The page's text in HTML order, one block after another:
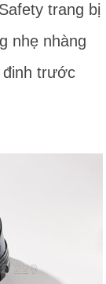
trang bị
nhẹ nhàng
đinh trước